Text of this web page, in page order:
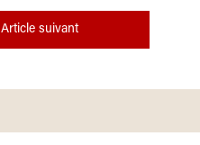
Article suivant